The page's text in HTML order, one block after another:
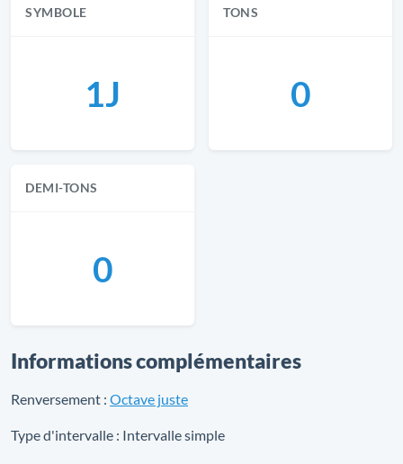
SYMBOLE
1J
TONS
0
DEMI-TONS
0
Informations complémentaires
Renversement : Octave juste
Type d'intervalle : Intervalle simple